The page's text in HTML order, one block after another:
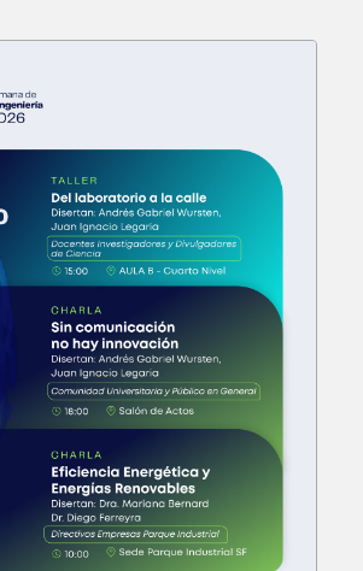
Especialización en
Gerencial
Maestría en
de Negocios
ABIERTO
Electrónica
Próximamente